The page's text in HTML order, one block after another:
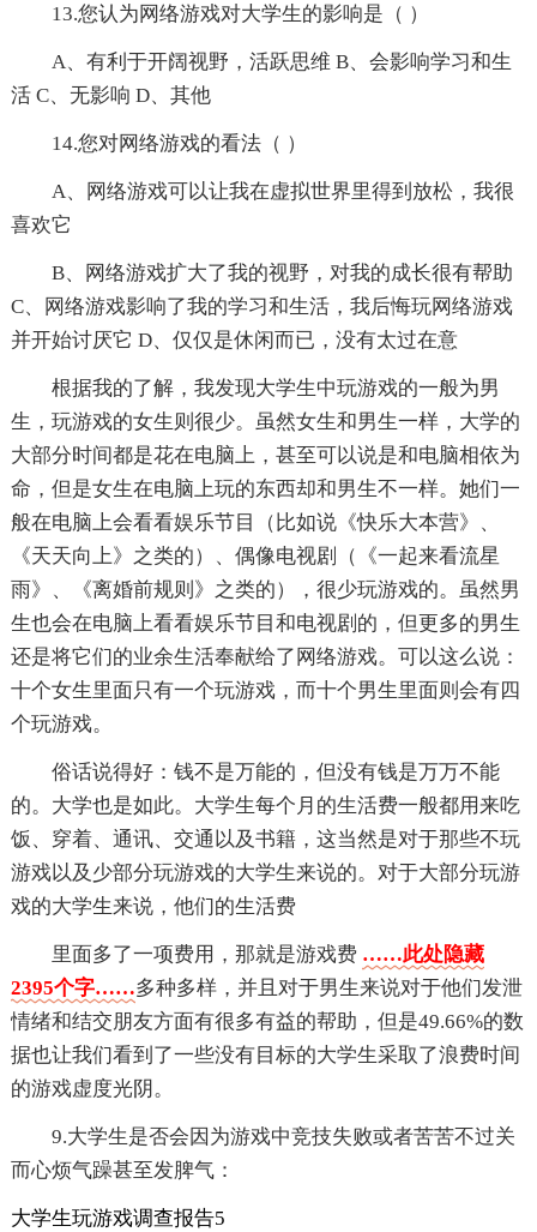
13.您认为网络游戏对大学生的影响是（ ）
A、有利于开阔视野，活跃思维 B、会影响学习和生
活 C、无影响 D、其他
14.您对网络游戏的看法（ ）
A、网络游戏可以让我在虚拟世界里得到放松，我很
喜欢它
B、网络游戏扩大了我的视野，对我的成长很有帮助
C、网络游戏影响了我的学习和生活，我后悔玩网络游戏
并开始讨厌它 D、仅仅是休闲而已，没有太过在意
根据我的了解，我发现大学生中玩游戏的一般为男
生，玩游戏的女生则很少。虽然女生和男生一样，大学的
大部分时间都是花在电脑上，甚至可以说是和电脑相依为
命，但是女生在电脑上玩的东西却和男生不一样。她们一
般在电脑上会看看娱乐节目（比如说《快乐大本营》、
《天天向上》之类的）、偶像电视剧（《一起来看流星
雨》、《离婚前规则》之类的），很少玩游戏的。虽然男
生也会在电脑上看看娱乐节目和电视剧的，但更多的男生
还是将它们的业余生活奉献给了网络游戏。可以这么说：
十个女生里面只有一个玩游戏，而十个男生里面则会有四
个玩游戏。
俗话说得好：钱不是万能的，但没有钱是万万不能
的。大学也是如此。大学生每个月的生活费一般都用来吃
饭、穿着、通讯、交通以及书籍，这当然是对于那些不玩
游戏以及少部分玩游戏的大学生来说的。对于大部分玩游
戏的大学生来说，他们的生活费
里面多了一项费用，那就是游戏费 ……此处隐藏
2395个字……多种多样，并且对于男生来说对于他们发泄
情绪和结交朋友方面有很多有益的帮助，但是49.66%的数
据也让我们看到了一些没有目标的大学生采取了浪费时间
的游戏虚度光阴。
9.大学生是否会因为游戏中竞技失败或者苦苦不过关
而心烦气躁甚至发脾气：
大学生玩游戏调查报告5